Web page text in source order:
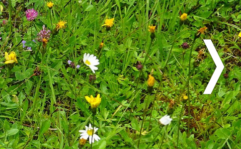
Sitemap
Erweiterte Suche
❭